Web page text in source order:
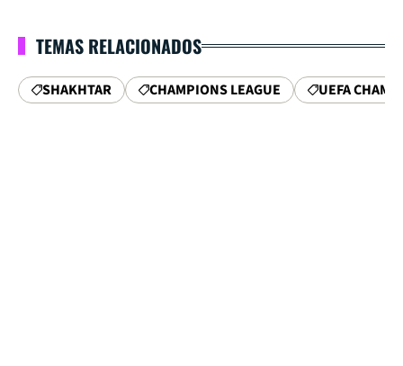
TEMAS RELACIONADOS
SHAKHTAR CHAMPIONS LEAGUE UEFA